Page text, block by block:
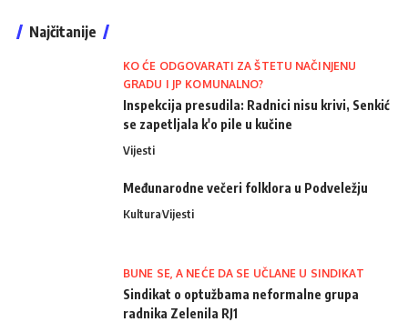
Najčitanije
KO ĆE ODGOVARATI ZA ŠTETU NAČINJENU
GRADU I JP KOMUNALNO?
Inspekcija presudila: Radnici nisu krivi, Senkić
se zapetljala k'o pile u kučine
Vijesti
Međunarodne večeri folklora u Podveležju
KulturaVijesti
BUNE SE, A NEĆE DA SE UČLANE U SINDIKAT
Sindikat o optužbama neformalne grupa
radnika Zelenila RJ1